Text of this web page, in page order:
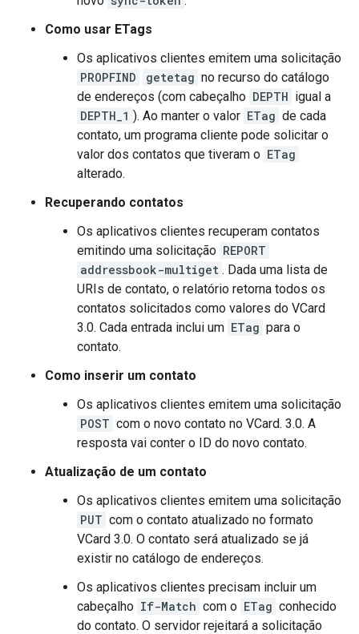
Como usar ETags
Os aplicativos clientes emitem uma solicitação
PROPFIND
getetag no recurso do catálogo
de endereços (com cabeçalho DEPTH igual a
DEPTH_1 ). Ao manter o valor ETag de cada
contato, um programa cliente pode solicitar o
valor dos contatos que tiveram o ETag
alterado.
Recuperando contatos
Os aplicativos clientes recuperam contatos
emitindo uma solicitação REPORT
addressbook-multiget . Dada uma lista de
URIs de contato, o relatório retorna todos os
contatos solicitados como valores do VCard
3.0. Cada entrada inclui um ETag para o
contato.
Como inserir um contato
Os aplicativos clientes emitem uma solicitação
POST com o novo contato no VCard. 3.0. A
resposta vai conter o ID do novo contato.
Atualização de um contato
Os aplicativos clientes emitem uma solicitação
PUT com o contato atualizado no formato
VCard 3.0. O contato será atualizado se já
existir no catálogo de endereços.
Os aplicativos clientes precisam incluir um
cabeçalho If-Match com o ETag conhecido
do contato. O servidor rejeitará a solicitação